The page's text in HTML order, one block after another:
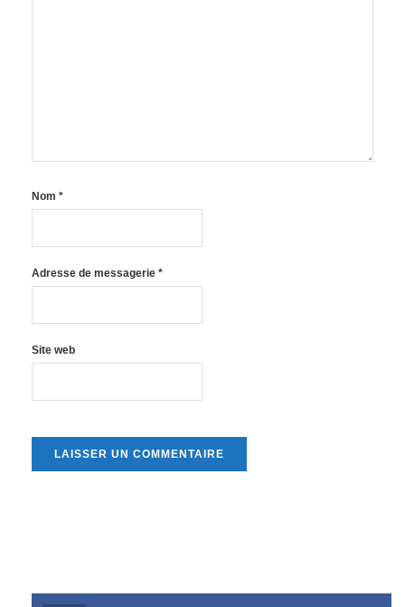
Nom *
Adresse de messagerie *
Site web